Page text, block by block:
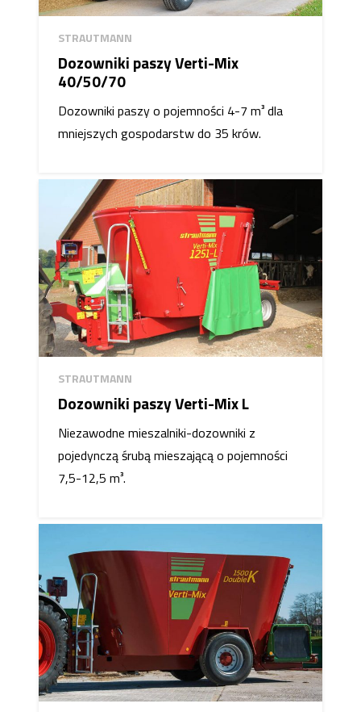
STRAUTMANN
Dozowniki paszy Verti-Mix
40/50/70
Dozowniki paszy o pojemności 4-7 m³ dla
mniejszych gospodarstw do 35 krów.
STRAUTMANN
Dozowniki paszy Verti-Mix L
Niezawodne mieszalniki-dozowniki z
pojedynczą śrubą mieszającą o pojemności
7,5-12,5 m³.